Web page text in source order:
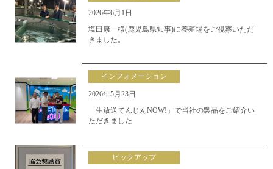
2026年6月1日
塩田康一様(鹿児島県知事)に養殖場をご視察いただ
きました。
インフォメーション
2026年5月23日
「生放送てんじんNOW!」で当社の製品をご紹介い
ただきました
ピックアップ